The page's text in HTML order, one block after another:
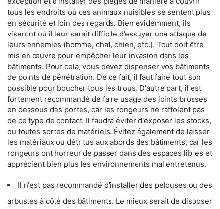
tous les endroits où ces animaux nuisibles se sentent plus
en sécurité et loin des regards. Bien évidemment, ils
viseront où il leur serait difficile d’essuyer une attaque de
leurs ennemies (homme, chat, chien, etc.). Tout doit être
mis en œuvre pour empêcher leur invasion dans les
bâtiments. Pour cela, vous devez dispenser vos bâtiments
de points de pénétration. De ce fait, il faut faire tout son
possible pour boucher tous les trous. D'autre part, il est
fortement recommandé de faire usage des joints brosses
en dessous des portes, car les rongeurs ne raffolent pas
de ce type de contact. Il faudra éviter d'exposer les stocks,
ou toutes sortes de matériels. Évitez également de laisser
les matériaux ou détritus aux abords des bâtiments, car les
rongeurs ont horreur de passer dans des espaces libres et
apprécient bien plus les environnements mal entretenus.
Il n'est pas recommandé d’installer des pelouses ou des
arbustes à côté des bâtiments. Le mieux serait de disposer